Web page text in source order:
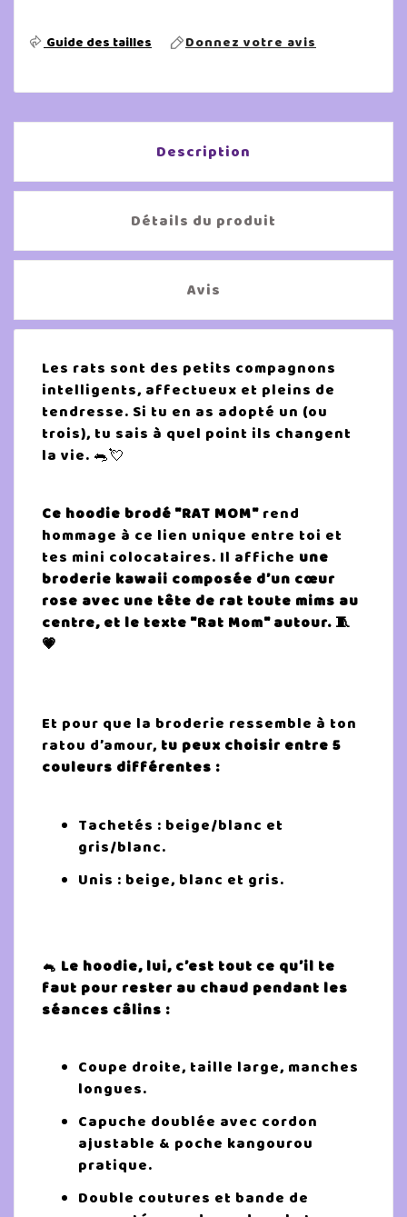
Guide des tailles Donnez votre avis
Description
Détails du produit
Avis
Les rats sont des petits compagnons
intelligents, affectueux et pleins de
tendresse. Si tu en as adopté un (ou
trois), tu sais à quel point ils changent
la vie. 🐀💘
Ce hoodie brodé "RAT MOM" rend
hommage à ce lien unique entre toi et
tes mini colocataires. Il affiche une
broderie kawaii composée d’un cœur
rose avec une tête de rat toute mims au
centre, et le texte "Rat Mom" autour. 🧵
💗
Et pour que la broderie ressemble à ton
ratou d’amour, tu peux choisir entre 5
couleurs différentes :
Tachetés : beige/blanc et
gris/blanc.
Unis : beige, blanc et gris.
🐁 Le hoodie, lui, c’est tout ce qu’il te
faut pour rester au chaud pendant les
séances câlins :
Coupe droite, taille large, manches
longues.
Capuche doublée avec cordon
ajustable & poche kangourou
pratique.
Double coutures et bande de